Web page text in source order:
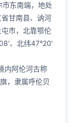
东南端，地处
甘南县、讷河
市，北靠鄂伦
、北纬47°20′
内阿伦河古称
，隶属呼伦贝